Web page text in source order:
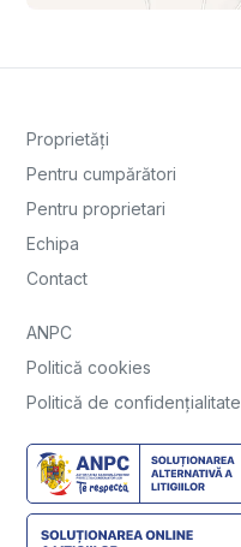
Proprietăți
Pentru cumpărători
Pentru proprietari
Echipa
Contact
ANPC
Politică cookies
Politică de confidențialitate